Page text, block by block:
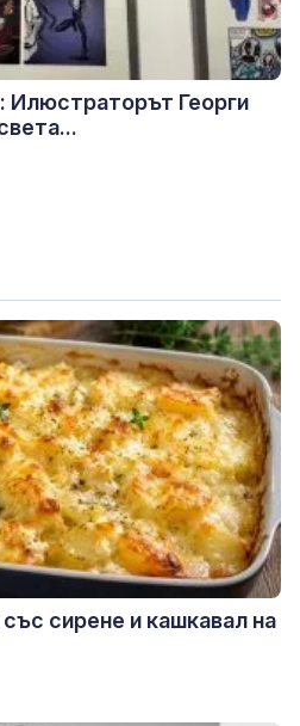
Илюстраторът Георги
сирене и кашкавал на